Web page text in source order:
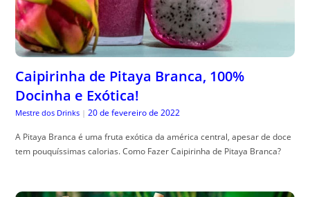
Caipirinha de Pitaya Branca, 100%
Docinha e Exótica!
Mestre dos Drinks | 20 de fevereiro de 2022
A Pitaya Branca é uma fruta exótica da américa central, apesar de doce
tem pouquíssimas calorias. Como Fazer Caipirinha de Pitaya Branca?